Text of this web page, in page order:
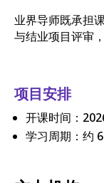
业界导师既承担
与结业项目评审
项目安排
开课时间：
学习周期：约